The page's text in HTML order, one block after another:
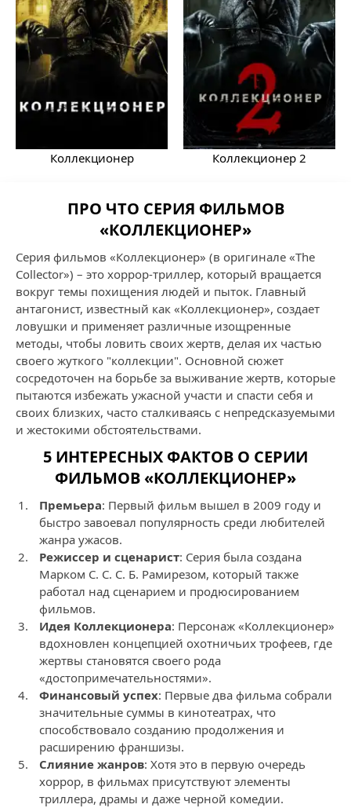
Коллекционер Коллекционер 2
ПРО ЧТО СЕРИЯ ФИЛЬМОВ
«КОЛЛЕКЦИОНЕР»
Серия фильмов «Коллекционер» (в оригинале «The
Collector») – это хоррор-триллер, который вращается
вокруг темы похищения людей и пыток. Главный
антагонист, известный как «Коллекционер», создает
ловушки и применяет различные изощренные
методы, чтобы ловить своих жертв, делая их частью
своего жуткого "коллекции". Основной сюжет
сосредоточен на борьбе за выживание жертв, которые
пытаются избежать ужасной участи и спасти себя и
своих близких, часто сталкиваясь с непредсказуемыми
и жестокими обстоятельствами.
5 ИНТЕРЕСНЫХ ФАКТОВ О СЕРИИ
ФИЛЬМОВ «КОЛЛЕКЦИОНЕР»
Премьера: Первый фильм вышел в 2009 году и
быстро завоевал популярность среди любителей
жанра ужасов.
Режиссер и сценарист: Серия была создана
Марком С. С. С. Б. Рамирезом, который также
работал над сценарием и продюсированием
фильмов.
Идея Коллекционера: Персонаж «Коллекционер»
вдохновлен концепцией охотничьих трофеев, где
жертвы становятся своего рода
«достопримечательностями».
Финансовый успех: Первые два фильма собрали
значительные суммы в кинотеатрах, что
способствовало созданию продолжения и
расширению франшизы.
Слияние жанров: Хотя это в первую очередь
хоррор, в фильмах присутствуют элементы
триллера, драмы и даже черной комедии.